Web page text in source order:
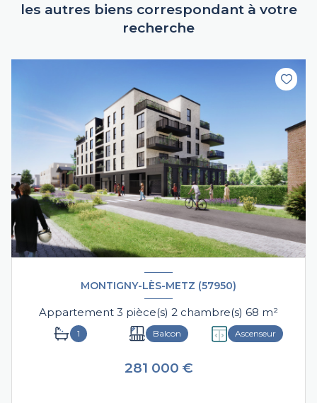
les autres biens correspondant à votre
recherche
MONTIGNY-LÈS-METZ (57950)
Appartement 3 pièce(s) 2 chambre(s) 68 m²
1 Balcon Ascenseur
281 000 €